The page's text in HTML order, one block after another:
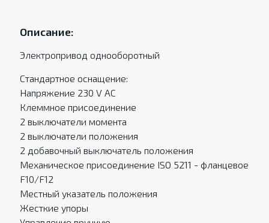
Описание:
Электропривод однооборотный
Стандартное оснащение:
Напряжение 230 V AC
Клеммное присоединение
2 выключатели момента
2 выключатели положения
2 добавочный выключатель положения
Механическое присоединение ISO 5211 - фланцевое
F10/F12
Местный указатель положения
Жесткие упоры